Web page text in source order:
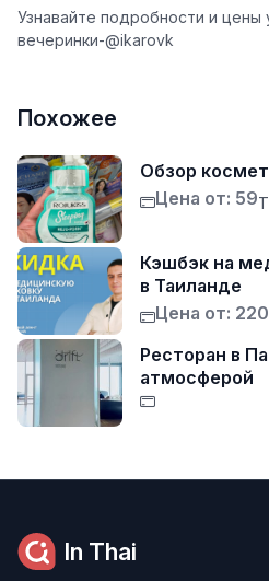
Узнавайте подробности и цены
вечеринки-@ikarovk
Похожее
Обзор
Цена от: 59
Кэшбэк на
в Таиланде
Цена от:
Ресторан в
атмосферой
In Thai